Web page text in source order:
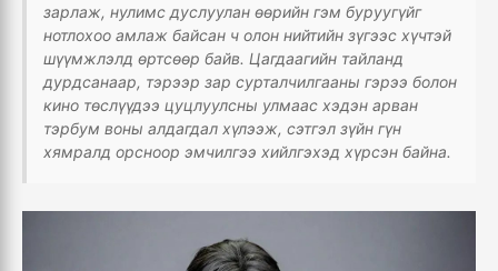
зарлаж, нулимс дуслуулан өөрийн гэм буруугүйг
нотлохоо амлаж байсан ч олон нийтийн зүгээс хүчтэй
шүүмжлэлд өртсөөр байв. Цагдаагийн тайланд
дурдсанаар, тэрээр зар сурталчилгааны гэрээ болон
кино төслүүдээ цуцлуулсны улмаас хэдэн арван
тэрбум воны алдагдал хүлээж, сэтгэл зүйн гүн
хямралд орсноор эмчилгээ хийлгэхэд хүрсэн байна.